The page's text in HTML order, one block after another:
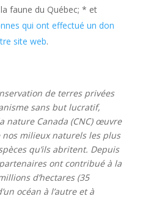
faune du Québec; * et
qui ont effectué un don
site web.
de terres privées
sans but lucratif,
nature Canada (CNC) œuvre
milieux naturels les plus
qu’ils abritent. Depuis
partenaires ont contribué à la
d’hectares (35
océan à l’autre et à